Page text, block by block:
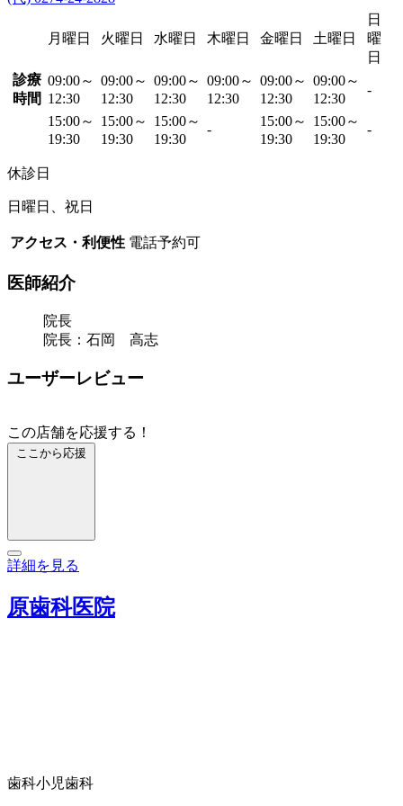
月曜日 火曜日 水曜日 木曜日 金曜日 土曜日
日
曜
日
診療
時間
09:00～
12:30
09:00～
12:30
09:00～
12:30
09:00～
12:30
09:00～
12:30
09:00～
12:30
-
15:00～
19:30
15:00～
19:30
15:00～
19:30
-
15:00～
19:30
15:00～
19:30
-
休診日
日曜日、祝日
アクセス・利便性 電話予約可
医師紹介
院長
院長：石岡 高志
ユーザーレビュー
この店舗を応援する！
ここから応援
詳細を見る
原歯科医院
歯科小児歯科